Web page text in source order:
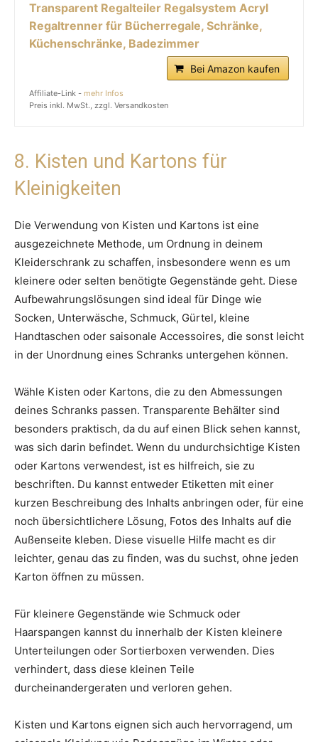
Transparent Regalteiler Regalsystem Acryl
Regaltrenner für Bücherregale, Schränke,
Küchenschränke, Badezimmer
Bei Amazon kaufen
Affiliate-Link - mehr Infos
Preis inkl. MwSt., zzgl. Versandkosten
8. Kisten und Kartons für
Kleinigkeiten
Die Verwendung von Kisten und Kartons ist eine
ausgezeichnete Methode, um Ordnung in deinem
Kleiderschrank zu schaffen, insbesondere wenn es um
kleinere oder selten benötigte Gegenstände geht. Diese
Aufbewahrungslösungen sind ideal für Dinge wie
Socken, Unterwäsche, Schmuck, Gürtel, kleine
Handtaschen oder saisonale Accessoires, die sonst leicht
in der Unordnung eines Schranks untergehen können.
Wähle Kisten oder Kartons, die zu den Abmessungen
deines Schranks passen. Transparente Behälter sind
besonders praktisch, da du auf einen Blick sehen kannst,
was sich darin befindet. Wenn du undurchsichtige Kisten
oder Kartons verwendest, ist es hilfreich, sie zu
beschriften. Du kannst entweder Etiketten mit einer
kurzen Beschreibung des Inhalts anbringen oder, für eine
noch übersichtlichere Lösung, Fotos des Inhalts auf die
Außenseite kleben. Diese visuelle Hilfe macht es dir
leichter, genau das zu finden, was du suchst, ohne jeden
Karton öffnen zu müssen.
Für kleinere Gegenstände wie Schmuck oder
Haarspangen kannst du innerhalb der Kisten kleinere
Unterteilungen oder Sortierboxen verwenden. Dies
verhindert, dass diese kleinen Teile
durcheinandergeraten und verloren gehen.
Kisten und Kartons eignen sich auch hervorragend, um